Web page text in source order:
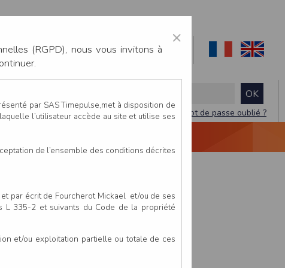
Mot de passe oublié ?
×
(RGPD), nous vous invitons à
par SAS Timepulse,met à disposition de
l’utilisateur accède au site et utilise ses
de l’ensemble des conditions décrites
par écrit de Fourcherot Mickael et/ou de ses
L 335-2 et suivants du Code de la propriété
et/ou exploitation partielle ou totale de ces